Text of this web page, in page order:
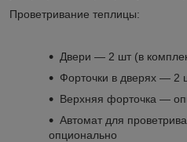
Проветривание теплицы:
Двери ― 2 шт (в
Форточки в дверях ― 2
Верхняя форточка ―
Автомат для
опционально